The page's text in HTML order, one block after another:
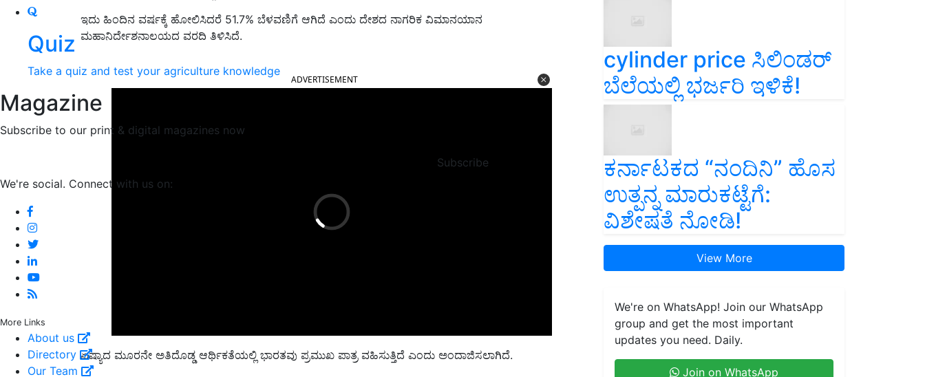
Quiz
Take a quiz and test your agriculture knowledge
Magazine
Subscribe to our print & digital magazines now
Subscribe
We're social. Connect with us on:
More Links
About us
Directory
Our Team
ಇದು ಹಿಂದಿನ ವರ್ಷಕ್ಕೆ ಹೋಲಿಸಿದರೆ 51.7% ಬೆಳವಣಿಗೆ ಆಗಿದೆ ಎಂದು ದೇಶದ ನಾಗರಿಕ ವಿಮಾನಯಾನ
ಮಹಾನಿರ್ದೇಶನಾಲಯದ ವರದಿ ತಿಳಿಸಿದೆ.
ಏಷ್ಯಾದ ಮೂರನೇ ಅತಿದೊಡ್ಡ ಆರ್ಥಿಕತೆಯಲ್ಲಿ ಭಾರತವು ಪ್ರಮುಖ ಪಾತ್ರ ವಹಿಸುತ್ತಿದೆ ಎಂದು ಅಂದಾಜಿಸಲಾಗಿದೆ.
ಭಾರತದಲ್ಲಿ
ವಿಮಾನ ಪ್ರಯಾಣವು ಸಾಮಾನ್ಯವಾಗಿ ದೇಶದGDP (ಒಟ್ಟು ದೇಶೀಯ ಉತ್ಪನ್ನ)ದ ಎರಡು ಪಟ್ಟು ವೇಗದಲ್ಲಿ
cylinder price ಸಿಲಿಂಡರ್‌
ಬೆಲೆಯಲ್ಲಿ ಭರ್ಜರಿ ಇಳಿಕೆ!
ಕರ್ನಾಟಕದ “ನಂದಿನಿ” ಹೊಸ
ಉತ್ಪನ್ನ ಮಾರುಕಟ್ಟೆಗೆ:
ವಿಶೇಷತೆ ನೋಡಿ!
View More
We're on WhatsApp! Join our WhatsApp
group and get the most important
updates you need. Daily.
Join on WhatsApp